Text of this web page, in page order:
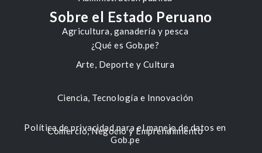
Agricultura, ganadería y pesca
Arte, Deporte y Cultura
Ciencia, Tecnología e Innovación
Comercio, Negocio y Emprendimiento
Sobre el Estado Peruano
¿Qué es Gob.pe?
Política de privacidad para el manejo de datos en
Gob.pe